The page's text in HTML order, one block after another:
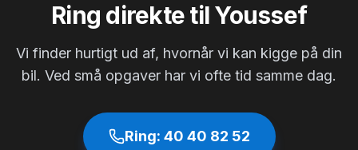
Ring direkte til Youssef
Vi finder hurtigt ud af, hvornår vi kan kigge på din
bil. Ved små opgaver har vi ofte tid samme dag.
Ring: 40 40 82 52